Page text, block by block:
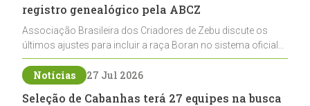
registro genealógico pela ABCZ
Associação Brasileira dos Criadores de Zebu discute os
últimos ajustes para incluir a raça Boran no sistema oficial
de registros, abrindo caminho para sua expansão na
pecuária nacional
Notícias 27 Jul 2026
Seleção de Cabanhas terá 27 equipes na busca